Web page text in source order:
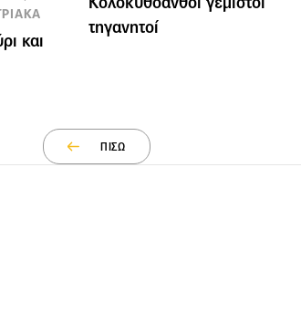
και
τηγανητοί
ΠΙΣΩ